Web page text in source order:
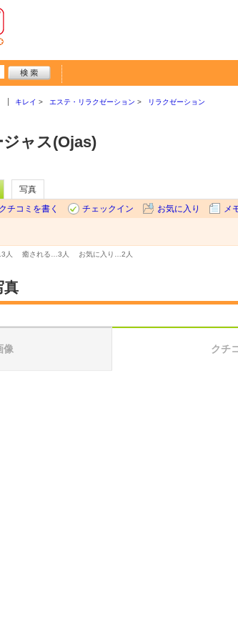
キレイ エステ・リラクゼーション リラクゼーション
ャス(Ojas)
写真
クチコミを書く
チェックイン お気に入り メ
人 癒される… 3人 お気に入り… 2人
真
像 クチ